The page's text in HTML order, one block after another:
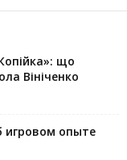
що
Вініченко
игровом опыте